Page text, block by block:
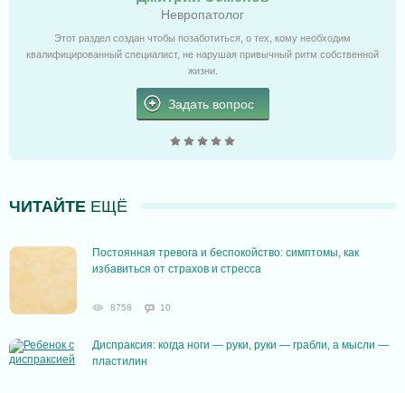
Невропатолог
Этот раздел создан чтобы позаботиться, о тех, кому необходим
квалифицированный специалист, не нарушая привычный ритм собственной
жизни.
Задать вопрос
ЧИТАЙТЕ ЕЩЁ
Постоянная тревога и беспокойство: симптомы, как
избавиться от страхов и стресса
8758 10
Диспраксия: когда ноги — руки, руки — грабли, а мысли —
пластилин